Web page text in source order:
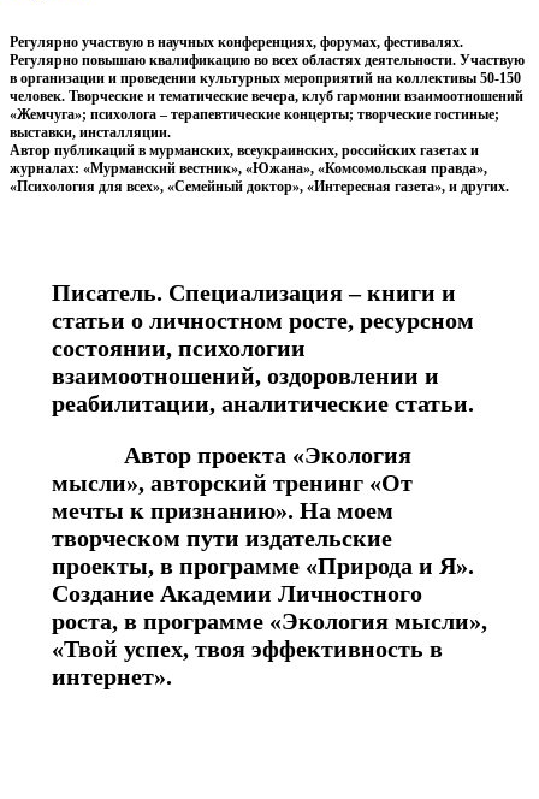
Регулярно участвую в научных конференциях, форумах, фестивалях.
Регулярно повышаю квалификацию во всех областях деятельности. Участвую
в организации и проведении культурных мероприятий на коллективы 50-150
человек. Творческие и тематические вечера, клуб гармонии взаимоотношений
«Жемчуга»; психолога – терапевтические концерты; творческие гостиные;
выставки, инсталляции.
Автор публикаций в мурманских, всеукраинских, российских газетах и
журналах: «Мурманский вестник», «Южана», «Комсомольская правда»,
«Психология для всех», «Семейный доктор», «Интересная газета», и других.
Писатель. Специализация – книги и
статьи о личностном росте, ресурсном
состоянии, психологии
взаимоотношений, оздоровлении и
реабилитации, аналитические статьи.
Автор проекта «Экология
мысли», авторский тренинг «От
мечты к признанию». На моем
творческом пути издательские
проекты, в программе «Природа и Я».
Создание Академии Личностного
роста, в программе «Экология мысли»,
«Твой успех, твоя эффективность в
интернет».